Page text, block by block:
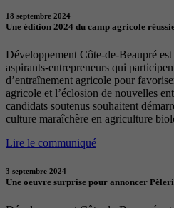
18 septembre 2024
Une édition 2024 du camp agricole
Développement Côte-de-Beaupré
aspirants-entrepreneurs qui
d’entraînement agricole pour
agricole et l’éclosion de nouvelles
candidats soutenus souhaitent
culture maraîchère en agriculture
Lire le communiqué
3 septembre 2024
Une oeuvre surprise pour annoncer